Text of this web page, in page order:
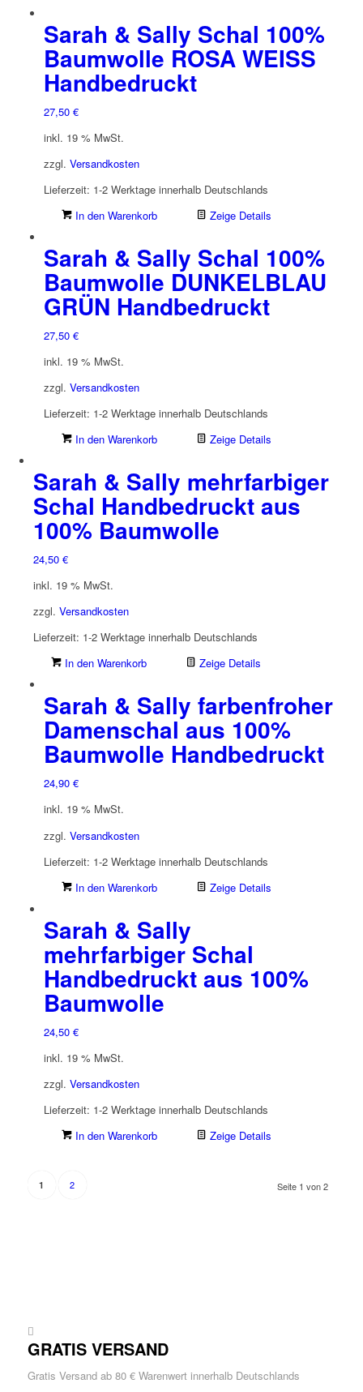
Sarah & Sally Schal 100%
Baumwolle ROSA WEISS
Handbedruckt
27,50 €
inkl. 19 % MwSt.
zzgl. Versandkosten
Lieferzeit: 1-2 Werktage innerhalb Deutschlands
In den Warenkorb
Zeige Details
Sarah & Sally Schal 100%
Baumwolle DUNKELBLAU
GRÜN Handbedruckt
27,50 €
inkl. 19 % MwSt.
zzgl. Versandkosten
Lieferzeit: 1-2 Werktage innerhalb Deutschlands
In den Warenkorb
Zeige Details
Sarah & Sally mehrfarbiger
Schal Handbedruckt aus
100% Baumwolle
24,50 €
inkl. 19 % MwSt.
zzgl. Versandkosten
Lieferzeit: 1-2 Werktage innerhalb Deutschlands
In den Warenkorb
Zeige Details
Sarah & Sally farbenfroher
Damenschal aus 100%
Baumwolle Handbedruckt
24,90 €
inkl. 19 % MwSt.
zzgl. Versandkosten
Lieferzeit: 1-2 Werktage innerhalb Deutschlands
In den Warenkorb
Zeige Details
Sarah & Sally
mehrfarbiger Schal
Handbedruckt aus 100%
Baumwolle
24,50 €
inkl. 19 % MwSt.
zzgl. Versandkosten
Lieferzeit: 1-2 Werktage innerhalb Deutschlands
In den Warenkorb
Zeige Details
Seite 1 von 2
1 2
GRATIS VERSAND
Gratis Versand ab 80 € Warenwert innerhalb Deutschlands